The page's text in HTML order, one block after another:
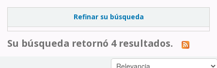
Refinar su búsqueda
Su búsqueda retornó 4 resultados.